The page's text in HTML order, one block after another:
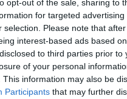
opt-out of the sale, sharing to
for targeted
selection. Please note that
interest-based ads based
to third parties prior
of your personal
This information may also be
Participants that may further
har gått med
grupptalan om att
och sedan